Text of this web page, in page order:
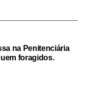
na Penitenciária
foragidos.